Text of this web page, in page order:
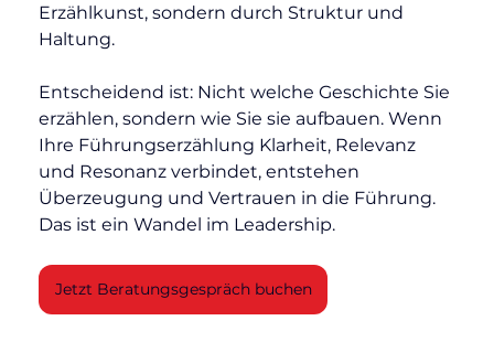
Erzählkunst, sondern durch Struktur und
Haltung.
Entscheidend ist: Nicht welche Geschichte Sie
erzählen, sondern wie Sie sie aufbauen. Wenn
Ihre Führungserzählung Klarheit, Relevanz
und Resonanz verbindet, entstehen
Überzeugung und Vertrauen in die Führung.
Das ist ein Wandel im Leadership.
Jetzt Beratungsgespräch buchen